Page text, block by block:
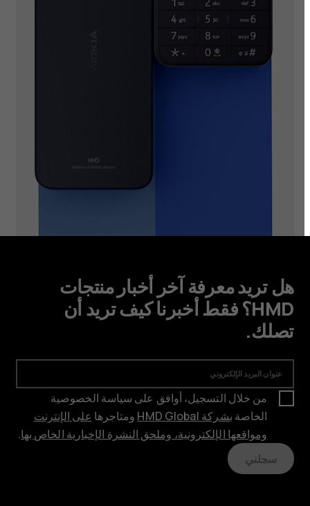
هل تريد معرفة آخر أخبار منتجات
HMD؟ فقط أخبرنا كيف تريد أن
تصلك.
عنوان البريد الإلكتروني
من خلال التسجيل، أوافق على سياسة الخصوصية
الخاصةبشركة HMD Global ومتاجرهاعلى الإنترنت
ومواقعها الإلكترونية، وملحق النشرة الإخبارية الخاص بها.
سجلني